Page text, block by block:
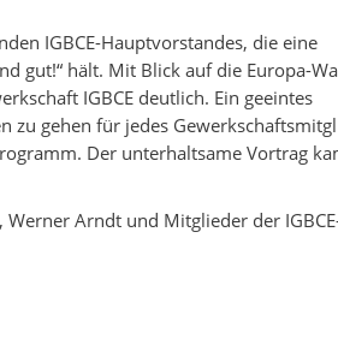
IGBCE-Hauptvorstandes, die eine
gut!“ hält. Mit Blick auf die Europa-
IGBCE deutlich. Ein geeintes
zu gehen für jedes
Der unterhaltsame Vortrag
Werner Arndt und Mitglieder der